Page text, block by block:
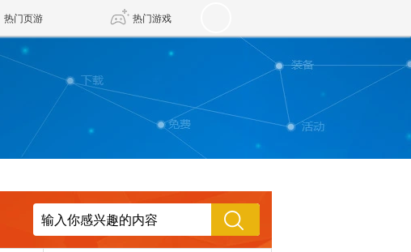
热门页游 热门游戏
DNF 传奇4
天堂
王权与自由 诛仙世界 新仙侠5